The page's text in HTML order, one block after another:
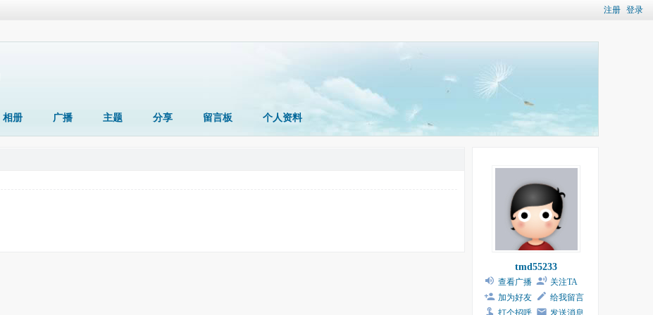
注册 登录
相册 广播 主题 分享 留言板 个人资料
tmd55233
查看广播
关注TA
加为好友
给我留言
打个招呼
发送消息